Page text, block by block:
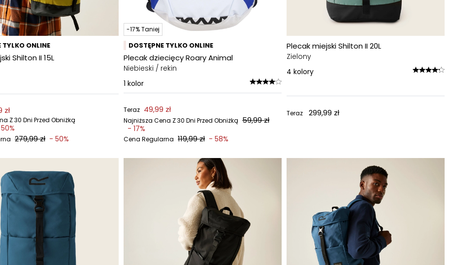
TYLKO ONLINE
Shilton II 15L
zł
Z 30 Dni Przed Obniżką
279,99 zł - 50%
-17% Taniej
DOSTĘPNE TYLKO ONLINE
Plecak dziecięcy Roary Animal
Niebieski / rekin
1 kolor
Teraz 49,99 zł
Najniższa Cena Z 30 Dni Przed Obniżką 59,99 zł
- 17%
Cena Regularna 119,99 zł - 58%
Plecak miejski Shilton II 20L
Zielony
4 kolory
Teraz 299,99 zł